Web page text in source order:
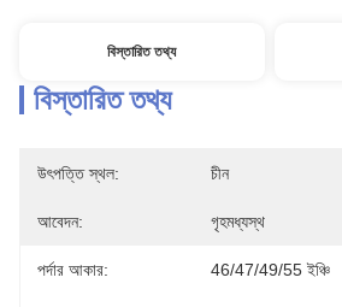
বিস্তারিত তথ্য
বিস্তারিত তথ্য
উৎপত্তি স্থল: চীন
আবেদন: গৃহমধ্যস্থ
পর্দার আকার: 46/47/49/55 ইঞ্চি